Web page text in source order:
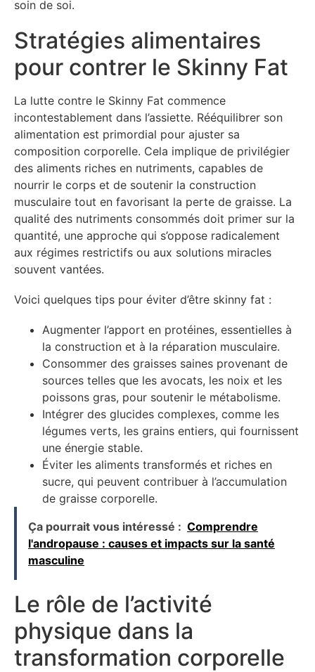
soin de soi.
Stratégies alimentaires
pour contrer le Skinny Fat
La lutte contre le Skinny Fat commence
incontestablement dans l’assiette. Rééquilibrer son
alimentation est primordial pour ajuster sa
composition corporelle. Cela implique de privilégier
des aliments riches en nutriments, capables de
nourrir le corps et de soutenir la construction
musculaire tout en favorisant la perte de graisse. La
qualité des nutriments consommés doit primer sur la
quantité, une approche qui s’oppose radicalement
aux régimes restrictifs ou aux solutions miracles
souvent vantées.
Voici quelques tips pour éviter d’être skinny fat :
Augmenter l’apport en protéines, essentielles à
la construction et à la réparation musculaire.
Consommer des graisses saines provenant de
sources telles que les avocats, les noix et les
poissons gras, pour soutenir le métabolisme.
Intégrer des glucides complexes, comme les
légumes verts, les grains entiers, qui fournissent
une énergie stable.
Éviter les aliments transformés et riches en
sucre, qui peuvent contribuer à l’accumulation
de graisse corporelle.
Ça pourrait vous intéressé : Comprendre
l'andropause : causes et impacts sur la santé
masculine
Le rôle de l’activité
physique dans la
transformation corporelle